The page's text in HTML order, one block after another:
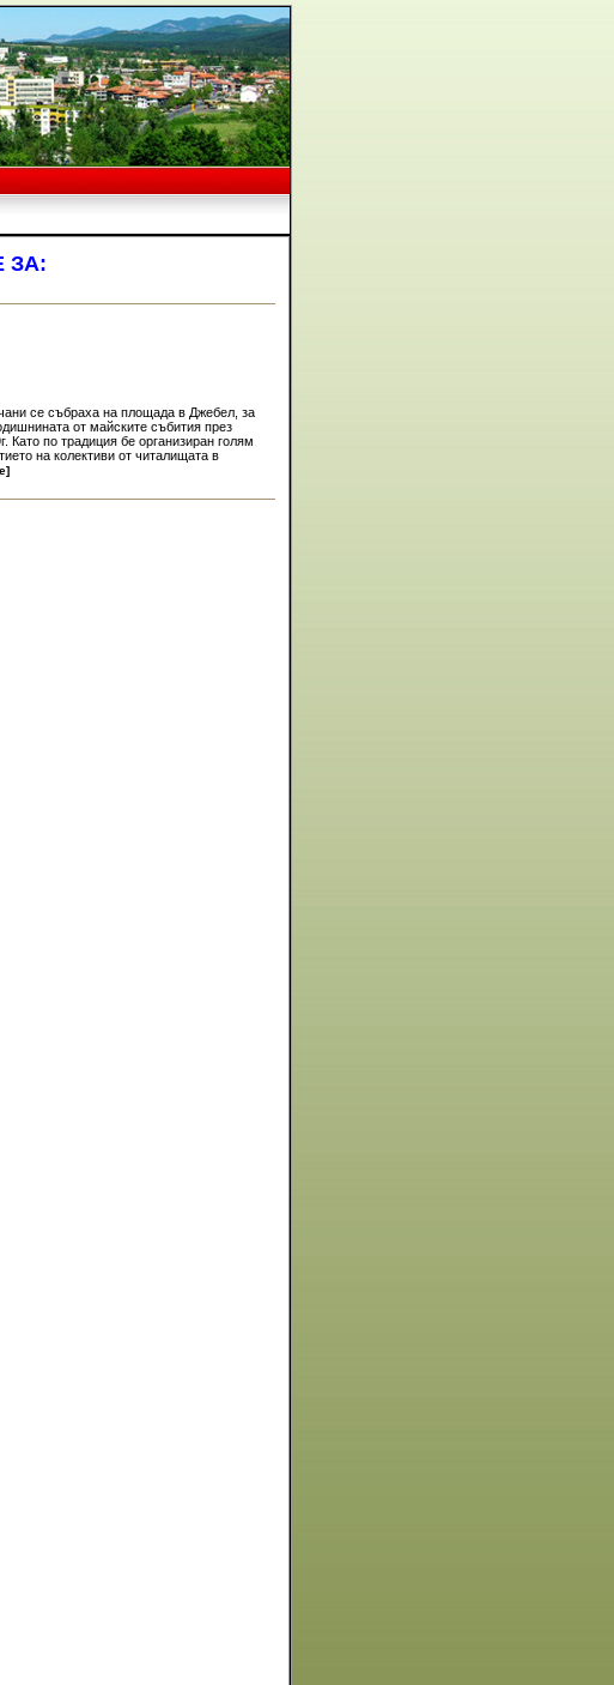
ЗА:
се събраха на площада в Джебел, за
от майските събития през
Като по традиция бе организиран голям
на колективи от читалищата в